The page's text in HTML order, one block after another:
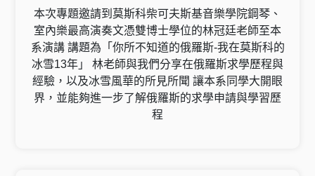
本次專題邀請到莫斯科柴可夫斯基音樂學院鋼琴、
室內樂最高演奏文憑雙博士學位的林冠廷老師至本
系演講 講題為「你所不知道的俄羅斯-我在莫斯科的
冰雪13年」 林老師與我們分享在俄羅斯求學歷程與
經驗，以及冰雪風華的所見所聞 讓本系同學大開眼
界，並能夠進一步了解俄羅斯的求學申請與學習歷
程